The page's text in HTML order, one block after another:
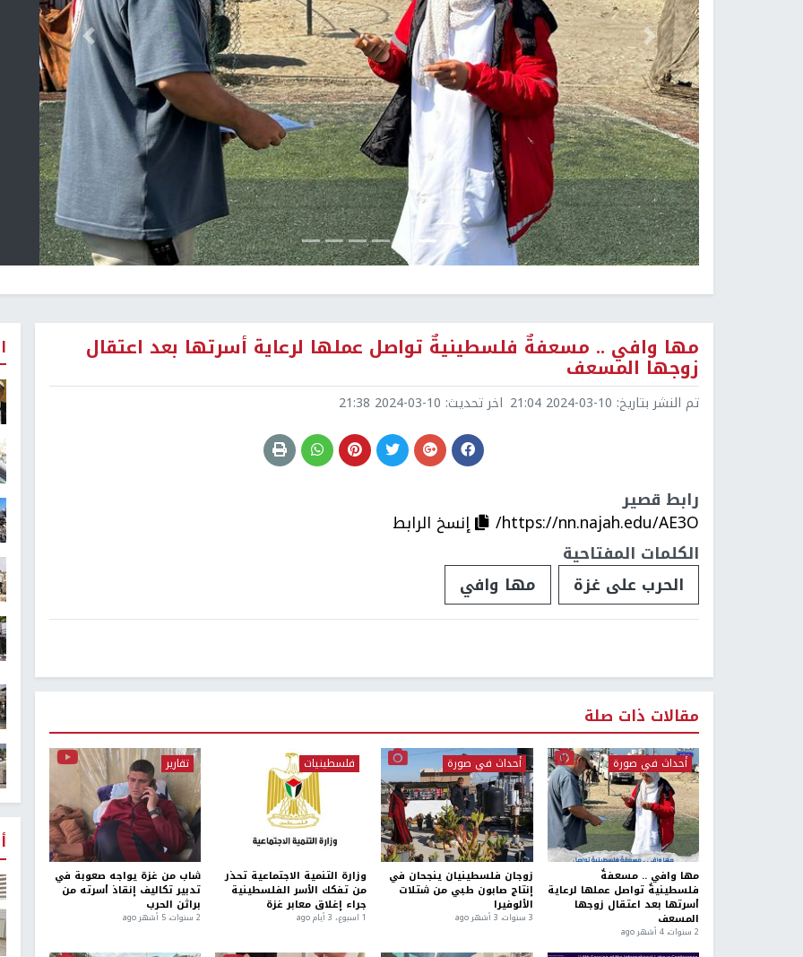
Previous التالي
مها وافي .. مسعفةٌ فلسطينيةٌ تواصل عملها لرعاية أسرتها بعد اعتقال
زوجها المسعف
تم النشر بتاريخ: 2024-03-10 21:04 اخر تحديث: 2024-03-10 21:38
رابط قصير
https://nn.najah.edu/AE3O/
إنسخ الرابط
الكلمات المفتاحية
الحرب على غزة
مها وافي
مقالات ذات صلة
أحداث في صورة
مها وافي .. مسعفةٌ
فلسطينيةٌ تواصل عملها لرعاية
أسرتها بعد اعتقال زوجها
المسعف
2 سنوات، 4 أشهر ago
أحداث في صورة
زوجان فلسطينيان ينجحان في
إنتاج صابون طبي من شتلات
الألوفيرا
3 سنوات، 3 أشهر ago
فلسطينيات
وزارة التنمية الاجتماعية تحذر
من تفكك الأسر الفلسطينية
جراء إغلاق معابر غزة
1 اسبوع.، 3 أيام ago
تقارير
شاب من غزة يواجه صعوبة في
تدبير تكاليف إنقاذ أسرته من
براثن الحرب
2 سنوات، 5 أشهر ago